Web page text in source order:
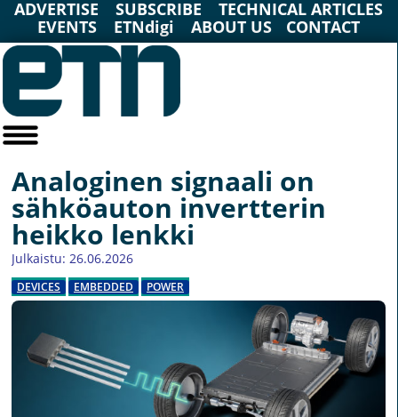
ADVERTISE SUBSCRIBE
TECHNICAL ARTICLES
EVENTS
ETNdigi ABOUT US CONTACT
Analoginen signaali on
sähköauton invertterin
heikko lenkki
Julkaistu: 26.06.2026
DEVICES EMBEDDED POWER